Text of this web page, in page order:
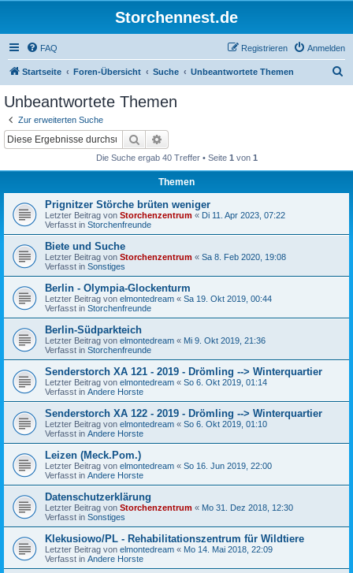
Storchennest.de
FAQ Anmelden
Registrieren
Startseite Foren-Übersicht Suche Unbeantwortete Themen
Unbeantwortete Themen
Zur erweiterten Suche
Suche
Die Suche ergab 40 Treffer • Seite 1 von 1
Themen
Prignitzer Störche brüten weniger
Letzter Beitrag von Storchenzentrum « Di 11. Apr 2023, 07:22
Verfasst in Storchenfreunde
Biete und Suche
Letzter Beitrag von Storchenzentrum « Sa 8. Feb 2020, 19:08
Verfasst in Sonstiges
Berlin - Olympia-Glockenturm
Letzter Beitrag von elmontedream « Sa 19. Okt 2019, 00:44
Verfasst in Storchenfreunde
Berlin-Südparkteich
Letzter Beitrag von elmontedream « Mi 9. Okt 2019, 21:36
Verfasst in Storchenfreunde
Senderstorch XA 121 - 2019 - Drömling --> Winterquartier
Letzter Beitrag von elmontedream « So 6. Okt 2019, 01:14
Verfasst in Andere Horste
Senderstorch XA 122 - 2019 - Drömling --> Winterquartier
Letzter Beitrag von elmontedream « So 6. Okt 2019, 01:10
Verfasst in Andere Horste
Leizen (Meck.Pom.)
Letzter Beitrag von elmontedream « So 16. Jun 2019, 22:00
Verfasst in Andere Horste
Datenschutzerklärung
Letzter Beitrag von Storchenzentrum « Mo 31. Dez 2018, 12:30
Verfasst in Sonstiges
Klekusiowo/PL - Rehabilitationszentrum für Wildtiere
Letzter Beitrag von elmontedream « Mo 14. Mai 2018, 22:09
Verfasst in Andere Horste